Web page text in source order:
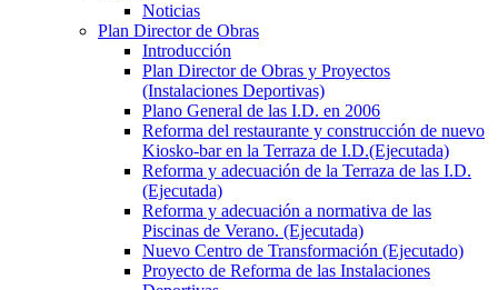
Noticias
Plan Director de Obras
Introducción
Plan Director de Obras y Proyectos
(Instalaciones Deportivas)
Plano General de las I.D. en 2006
Reforma del restaurante y construcción de nuevo
Kiosko-bar en la Terraza de I.D.(Ejecutada)
Reforma y adecuación de la Terraza de las I.D.
(Ejecutada)
Reforma y adecuación a normativa de las
Piscinas de Verano. (Ejecutada)
Nuevo Centro de Transformación (Ejecutado)
Proyecto de Reforma de las Instalaciones